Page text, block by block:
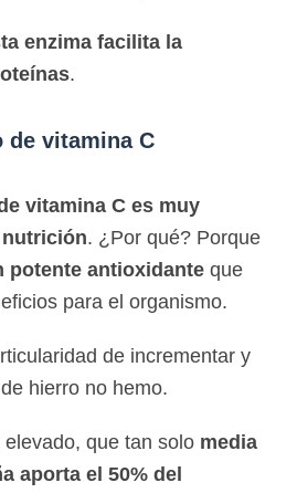
enzima facilita la
.
de vitamina C
vitamina C es muy
. ¿Por qué? Porque
potente antioxidante que
para el organismo.
de incrementar y
hierro no hemo.
que tan solo media
aporta el 50% del